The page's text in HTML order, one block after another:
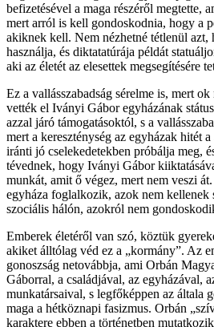
befizetésével a maga részéről megtette,
mert arról is kell gondoskodnia, hogy a
akiknek kell. Nem nézhetné tétlenül azt,
használja, és diktatatúrája példát
aki az életét az elesettek megsegítésére
Ez a vallásszabadság sérelme is, mert
vették el Iványi Gábor egyházának
azzal járó támogatásoktól, s a
mert a kereszténység az egyházak hitét
iránti jó cselekedetekben próbálja meg,
tévednek, hogy Iványi Gábor
munkát, amit ő végez, mert nem veszi
egyháza foglalkozik, azok nem
szociális hálón, azokról nem
Emberek életéről van szó, köztük
akiket álltólag véd ez a „kormány”. Az
gonoszság netovábbja, ami Orbán
Gáborral, a családjával, az egyházával,
munkatársaival, s legfőképpen az általa
maga a hétköznapi fasizmus. Orbán
karaktere ebben a történetben